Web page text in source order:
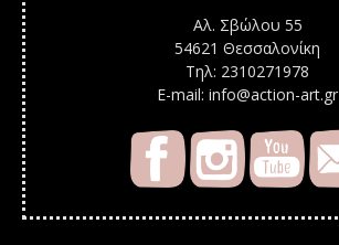
Αλ. Σβώλου 55
54621 Θεσσαλονίκη
Τηλ: 2310271978
E-mail: info@action-art.gr